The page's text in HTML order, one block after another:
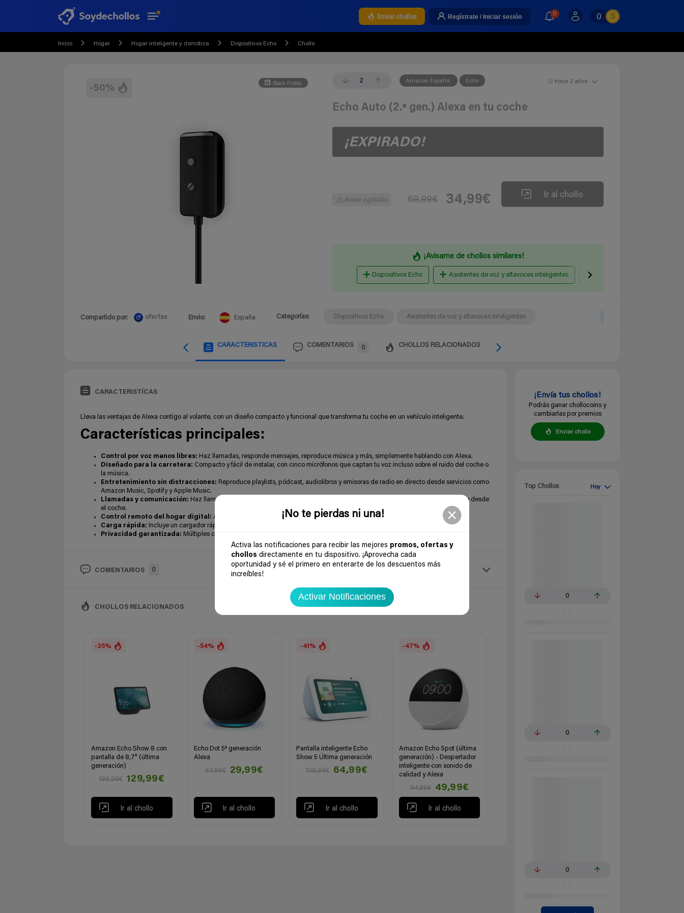
¡No te pierdas ni una!
Activa las notificaciones para recibir las mejores promos, ofertas y
chollos directamente en tu dispositivo. ¡Aprovecha cada
oportunidad y sé el primero en enterarte de los descuentos más
increíbles!
Activar Notificaciones
Enviar chollos Regístrate / Iniciar sesión 0 0
Inicio Hogar Hogar inteligente y domótica Dispositivos Echo Chollo
-50% Black Friday 2 Amazon España Echo Hace 2 años
Echo Auto (2.ª gen.) Alexa en tu coche
¡EXPIRADO!
Avisar agotado 69,99€ 34,99€ Ir al chollo
¡Avisame de chollos similares!
Dispositivos Echo Asistentes de voz y altavoces inteligentes
Compartido por: ofertas Envio: España Categorías: Dispositivos Echo Asistentes de voz y altavoces inteligentes
CARACTERISTICAS COMENTARIOS 0 CHOLLOS RELACIONADOS
CARACTERISTÍCAS
Lleva las ventajas de Alexa contigo al volante, con un diseño compacto y funcional que transforma tu coche en un vehículo inteligente.
Características principales:
Control por voz manos libres: Haz llamadas, responde mensajes, reproduce música y más, simplemente hablando con Alexa.
Diseñado para la carretera: Compacto y fácil de instalar, con cinco micrófonos que captan tu voz incluso sobre el ruido del coche o
la música.
Entretenimiento sin distracciones: Reproduce playlists, pódcast, audiolibros y emisoras de radio en directo desde servicios como
Amazon Music, Spotify y Apple Music.
Llamadas y comunicación: Haz llamadas, usa Drop In con dispositivos Echo compatibles o envía comunicados directamente desde
el coche.
Control remoto del hogar digital: Ajusta el termostato, apaga las luces o revisa la puerta principal, todo desde el volante.
Carga rápida: Incluye un cargador rápido para mantener tu móvil listo mientras usas Echo Auto.
Privacidad garantizada: Múltiples capas de protección, como un botón físico para desconectar los micrófonos.
COMENTARIOS 0
CHOLLOS RELACIONADOS
-35%
Amazon Echo Show 8 con
pantalla de 8,7" (última
generación)
199,99€
129,99€
Ir al chollo
-54%
Echo Dot 5ª generación
Alexa
64,99€
29,99€
Ir al chollo
-41%
Pantalla inteligente Echo
Show 5 Última generación
109,99€
64,99€
Ir al chollo
-47%
Amazon Echo Spot (última
generación) - Despertador
inteligente con sonido de
calidad y Alexa
94,99€
49,99€
Ir al chollo
¡Envía tus chollos!
Podrás ganar chollocoins y
cambiarlas por premios
Enviar chollo
Top Chollos Hoy
0
0
0